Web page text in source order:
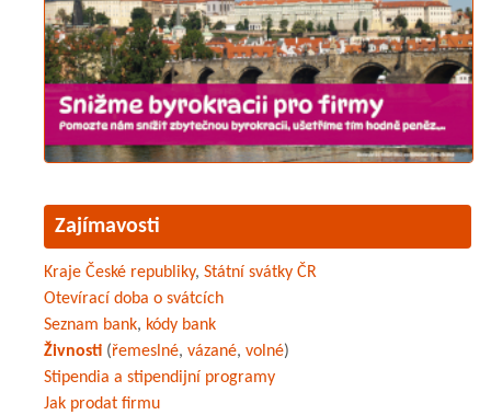
Zajímavosti
Kraje České republiky, Státní svátky ČR
Otevírací doba o svátcích
Seznam bank, kódy bank
Živnosti (řemeslné, vázané, volné)
Stipendia a stipendijní programy
Jak prodat firmu